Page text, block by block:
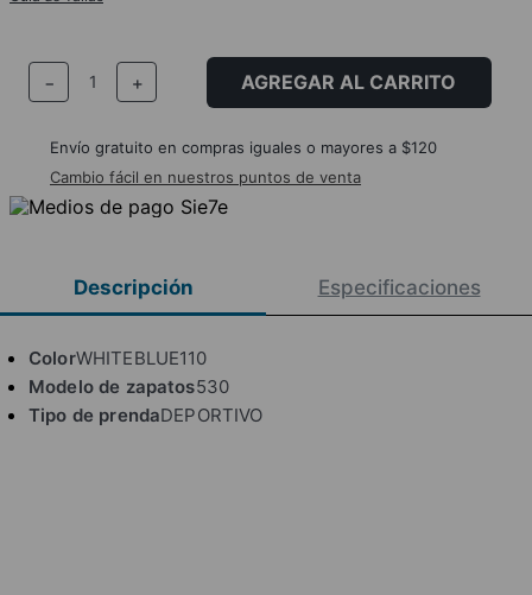
＋
－ AGREGAR AL CARRITO
Envío gratuito en compras iguales o mayores a $120
Cambio fácil en nuestros puntos de venta
Descripción Especificaciones
ColorWHITEBLUE110
Modelo de zapatos530
Tipo de prendaDEPORTIVO